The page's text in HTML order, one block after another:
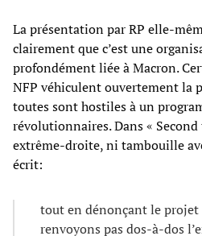
La présentation par RP elle-
clairement que c’est une
profondément liée à Macron.
NFP véhiculent ouvertement la
toutes sont hostiles à un
révolutionnaires. Dans «
extrême-droite, ni tambouille
écrit:
tout en dénonçant le projet
renvoyons pas dos-à-dos